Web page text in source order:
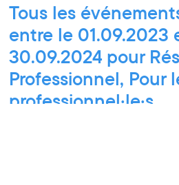
Tous les
entre le 01.09.2023
30.09.2024 pour
Professionnel, Pour
professionnel·le·s